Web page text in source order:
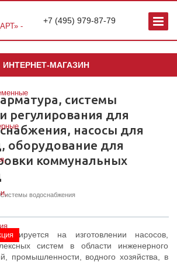
+7 (495) 979-87-79
ИНТЕРНЕТ-МАГАЗИН
системы
регулирования для
насосы для
оборудование для
коммунальных
Системы водоснабжения
на изготовлении насосов,
систем в области инженерного
промышленности, водного хозяйства, в